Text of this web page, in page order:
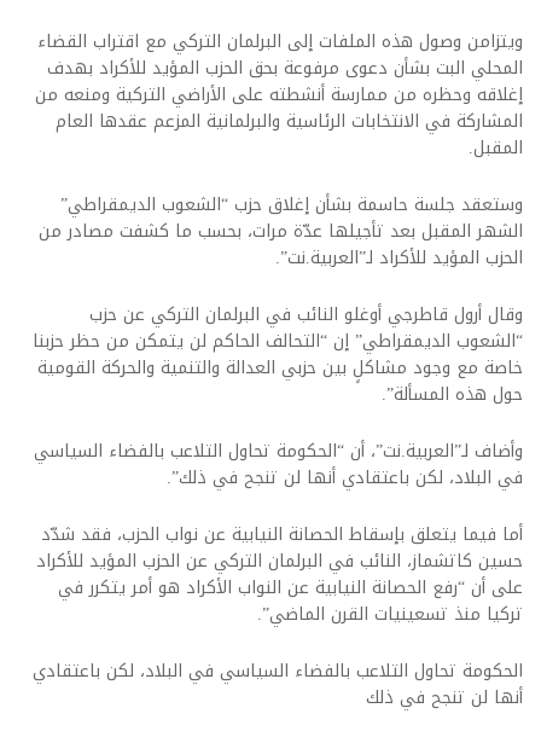
ويتزامن وصول هذه الملفات إلى البرلمان التركي مع اقتراب القضاء
المحلي البت بشأن دعوى مرفوعة بحق الحزب المؤيد للأكراد بهدف
إغلاقه وحظره من ممارسة أنشطته على الأراضي التركية ومنعه من
المشاركة في الانتخابات الرئاسية والبرلمانية المزعم عقدها العام
المقبل.
وستعقد جلسة حاسمة بشأن إغلاق حزب “الشعوب الديمقراطي”
الشهر المقبل بعد تأجيلها عدّة مرات، بحسب ما كشفت مصادر من
الحزب المؤيد للأكراد لـ”العربية.نت”.
وقال أرول قاطرجي أوغلو النائب في البرلمان التركي عن حزب
“الشعوب الديمقراطي” إن “التحالف الحاكم لن يتمكن من حظر حزبنا
خاصة مع وجود مشاكلٍ بين حزبي العدالة والتنمية والحركة القومية
حول هذه المسألة”.
وأضاف لـ”العربية.نت”، أن “الحكومة تحاول التلاعب بالفضاء السياسي
في البلاد، لكن باعتقادي أنها لن تنجح في ذلك”.
أما فيما يتعلق بإسقاط الحصانة النيابية عن نواب الحزب، فقد شدّد
حسين كاتشماز، النائب في البرلمان التركي عن الحزب المؤيد للأكراد
على أن “رفع الحصانة النيابية عن النواب الأكراد هو أمر يتكرر في
تركيا منذ تسعينيات القرن الماضي”.
الحكومة تحاول التلاعب بالفضاء السياسي في البلاد، لكن باعتقادي
أنها لن تنجح في ذلك